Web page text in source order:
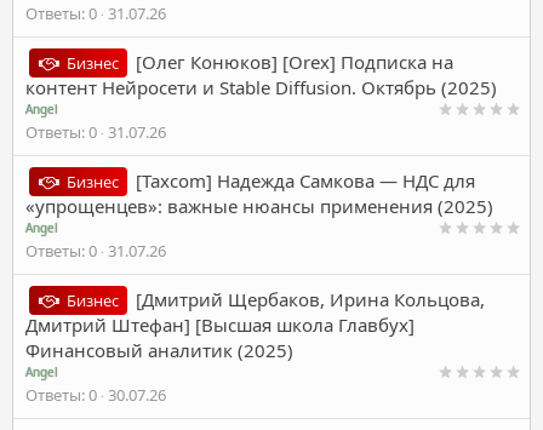
Ответы 0 31.07.26
Бизнес
[Олег Конюков] [Orex] Подписка на
контент Нейросети и Stable Diffusion. Октябрь (2025)
Angel
Ответы 0 31.07.26
Бизнес
[Taxcom] Надежда Самкова ― НДС для
«упрощенцев»: важные нюансы применения (2025)
Angel
Ответы 0 31.07.26
Бизнес
[Дмитрий Щербаков, Ирина Кольцова,
Дмитрий Штефан] [Высшая школа Главбух]
Финансовый аналитик (2025)
Angel
Ответы 0 30.07.26